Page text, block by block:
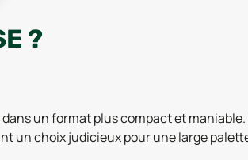
?
un format plus compact et
un choix judicieux pour une large